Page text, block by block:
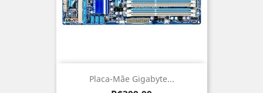
Placa-Mãe Gigabyte...